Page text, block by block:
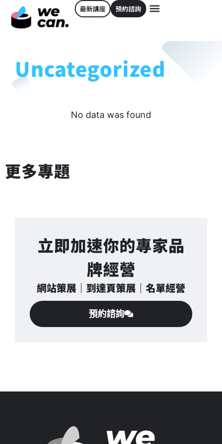
最新講座 預約諮詢
Uncategorized
No data was found
更多專題
立即加速你的專家品
牌經營
網站策展｜到達頁策展｜名單經營
預約諮詢